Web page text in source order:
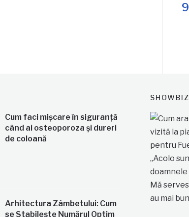
Cum faci mișcare în siguranță
când ai osteoporoza și dureri
de coloană
Arhitectura Zâmbetului: Cum
se Stabilește Numărul Optim
SHOWBIZ